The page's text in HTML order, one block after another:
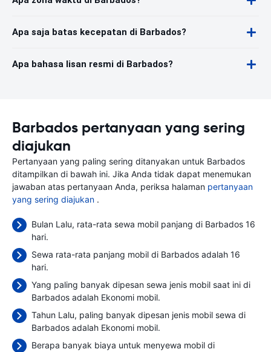
Apa saja batas kecepatan di Barbados?
Apa bahasa lisan resmi di Barbados?
Barbados pertanyaan yang sering
diajukan
Pertanyaan yang paling sering ditanyakan untuk Barbados
ditampilkan di bawah ini. Jika Anda tidak dapat menemukan
jawaban atas pertanyaan Anda, periksa halaman pertanyaan
yang sering diajukan .
Bulan Lalu, rata-rata sewa mobil panjang di Barbados 16
hari.
Sewa rata-rata panjang mobil di Barbados adalah 16
hari.
Yang paling banyak dipesan sewa jenis mobil saat ini di
Barbados adalah Ekonomi mobil.
Tahun Lalu, paling banyak dipesan jenis mobil sewa di
Barbados adalah Ekonomi mobil.
Berapa banyak biaya untuk menyewa mobil di